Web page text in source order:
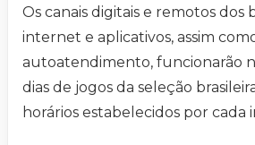
Os canais digitais e remotos dos
internet e aplicativos, assim
autoatendimento, funcionarão
dias de jogos da seleção
horários estabelecidos por cada